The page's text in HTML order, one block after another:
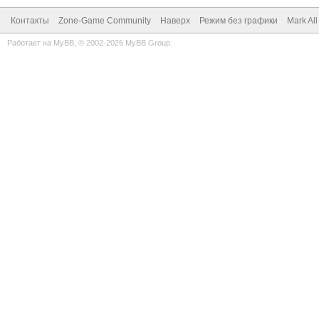
Контакты Zone-Game Community Наверх Режим без графики Mark
Работает на MyBB , © 2002-2026 MyBB Group